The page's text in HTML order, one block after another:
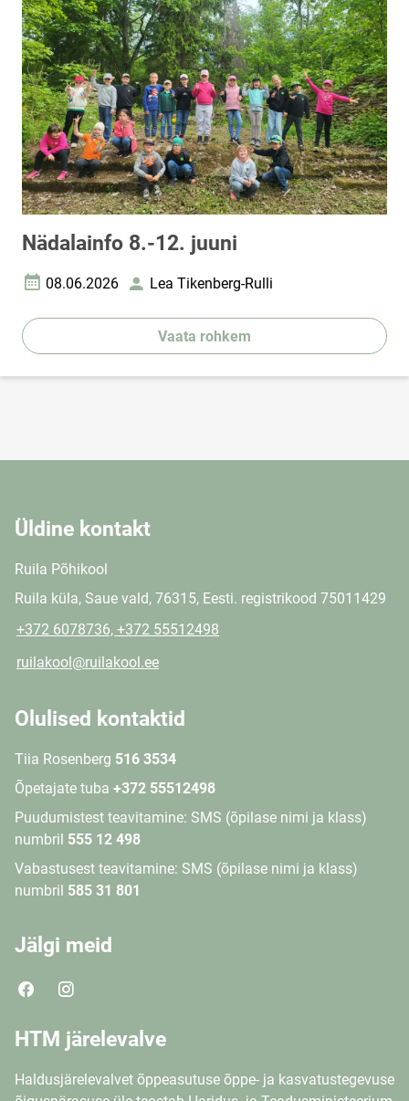
Nädalainfo 8.-12. juuni
Loomise kuupäev
08.06.2026 AutorLea Tikenberg-Rulli
Vaata rohkem
Üldine kontakt
Ruila Põhikool
Ruila küla, Saue vald, 76315, Eesti. registrikood 75011429
+372 6078736, +372 55512498
ruilakool@ruilakool.ee
Olulised kontaktid
Tiia Rosenberg 516 3534
Õpetajate tuba +372 55512498
Puudumistest teavitamine: SMS (õpilase nimi ja klass)
numbril 555 12 498
Vabastusest teavitamine: SMS (õpilase nimi ja klass)
numbril 585 31 801
Jälgi meid
HTM järelevalve
Haldusjärelevalvet õppeasutuse õppe- ja kasvatustegevuse